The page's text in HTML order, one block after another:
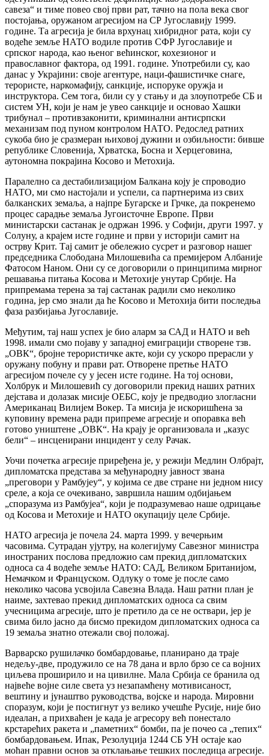
савеза“ и тиме повео свој први рат, тачно на пола века свог
постојања, оружаном агресијом на СР Југославију 1999.
године. Та агресија је била врхунац хибридног рата, који су
водеће земље НАТО водиле против СФР Југославије и
српског народа, као њеног већинског, кохезионог и
православног фактора, од 1991. године. Употребили су, као
данас у Украјини: своје агентуре, наци-фашистичке снаге,
терористе, наркомафију, санкције, испоруке оружја и
инструктора. Сем тога, били су у стању и да злоупотребе СБ и
систем УН, који је нам је увео санкције и основао Хашки
трибунал – противзаконити, криминални антисрпски
механизам под пуном контролом НАТО. Редослед ратних
сукоба био је сразмеран њиховој дужини и озбиљности: бивше
републике Словенија, Хрватска, Босна и Херцеговина,
аутономна покрајина Косово и Метохија.
Паралелно са дестабилизацијом Балкана коју је спроводио
НАТО, ми смо настојали и успели, са партнерима из свих
балканских земаља, а најпре Бугарске и Грчке, да покренемо
процес сарадње земаља Југоисточне Европе. Први
министарски састанак је одржан 1996. у Софији, други 1997. у
Солуну, а крајем исте године и први у историји самит на
острву Крит. Тај самит је обележио сусрет и разговор нашег
председника Слободана Милошевића са премијером Албаније
Фатосом Наном. Они су се договорили о принципима мирног
решавања питања Косова и Метохије унутар Србије. На
припремама терена за тај састанак радили смо неколико
година, јер смо знали да ће Косово и Метохија бити последња
фаза разбијања Југославије.
Међутим, тај наш успех је био аларм за САД и НАТО и већ
1998. имали смо појаву у западној емиграцији створене тзв.
„ОВК“, бројне терористичке акте, који су ускоро прерасли у
оружану побуну и прави рат. Отворене претње НАТО
агресијом почеле су у јесен исте године. На тој основи,
Холбрук и Милошевић су договорили прекид наших ратних
дејстава и долазак мисије ОЕБС, коју је предводио злогласни
Американац Вилијем Вокер. Та мисија је искоришћена за
куповину времена ради припреме агресије и опоравка већ
готово уништене „ОВК“. На крају је организовала и „казус
бели“ – инсценирани инцидент у селу Рачак.
Уочи почетка агресије приређена је, у режији Медлин Олбрајт,
дипломатска представа за међународну јавност звана
„преговори у Рамбујеу“, у којима се две стране ни једном нису
среле, а која се очекивано, завршила нашим одбијањем
„споразума из Рамбујеа“, који је подразумевао наше одрицање
од Косова и Метохије и НАТО окупацију целе Србије.
НАТО агресија је почела 24. марта 1999. у вечерњим
часовима. Сутрадан ујутру, на колегијуму Савезног министра
иностраних послова предложио сам прекид дипломатских
односа са 4 водеће земље НАТО: САД, Великом Британијом,
Немачком и Француском. Одлуку о томе је после само
неколико часова усвојила Савезна Влада. Наш ратни план је
наиме, захтевао прекид дипломатских односа са свим
учесницима агресије, што је претило да се не оствари, јер је
свима било јасно да бисмо прекидом дипломатских односа са
19 земаља знатно отежали свој положај.
Варварско рушилачко бомбардовање, планирано да траје
недељу-две, продужило се на 78 дана и врло брзо се са војних
циљева проширило и на цивилне. Мала Србија се бранила од
највеће војне силе света уз незапамћену мотивисаност,
вештину и јунаштво руководства, војске и народа. Мировни
споразум, који је постигнут уз велико учешће Русије, није био
идеалан, а прихваћен је када је агресору већ понестало
крстарећих ракета и „паметних“ бомби, па је почео са „тепих“
бомбардовањем. Ипак, Резолуција 1244 СБ УН остаје као
моћан правни основ за отклањање тешких последица агресије.